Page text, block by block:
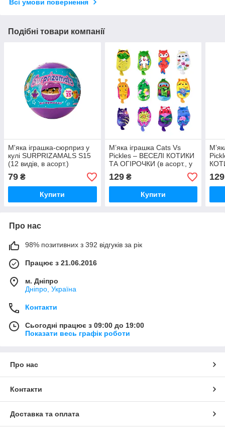
Всі умови повернення
Подібні товари компанії
М'яка іграшка-сюрприз у
кулі SURPRIZAMALS S15
(12 видів, в асорт.)
79 ₴
Купити
М’яка іграшка Cats Vs
Pickles – ВЕСЕЛІ КОТИКИ
ТА ОГІРОЧКИ (в асорт., у
диспл.)
129₴
Купити
129
Про нас
98% позитивних з 392 відгуків за рік
Працює з 21.06.2016
м. Дніпро
Дніпро, Україна
Контакти
Сьогодні працює з 09:00 до 19:00
Показати весь графік роботи
Про нас
Контакти
Доставка та оплата